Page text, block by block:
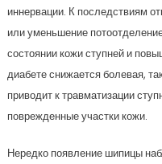
иннервации. К последствиям
или уменьшение
состоянии кожи ступней и
диабете снижается болевая,
приводит к травматизации
поврежденные участки кожи.
Нередко появление шипицы